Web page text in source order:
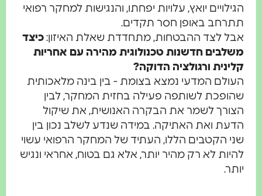
יואץ, עלויות יפחתו, והנגישות למחקר רפואי
באופן חסר תקדים.
לצד ההבטחות, מתחדדת שאלת האיזון: כיצד
חדשנות טכנולוגית מהירה עם אחריות
ורגולציה הדוקה?
המדעי נמצא בצומת - בין בינה מלאכותית
לשותפה פעילה בחזית המחקר, לבין
לשמר את הבקרה האנושית, את שיקול
ואת האתיקה. במידה שנדע לשלב נכון בין
הקטבים הללו, העתיד של המחקר הרפואי עשוי
לא רק מהיר יותר, אלא גם בטוח, אחראי ונגיש